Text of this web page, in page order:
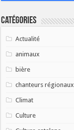
Catégories
Actualité
animaux
bière
chanteurs régionaux
Climat
Culture